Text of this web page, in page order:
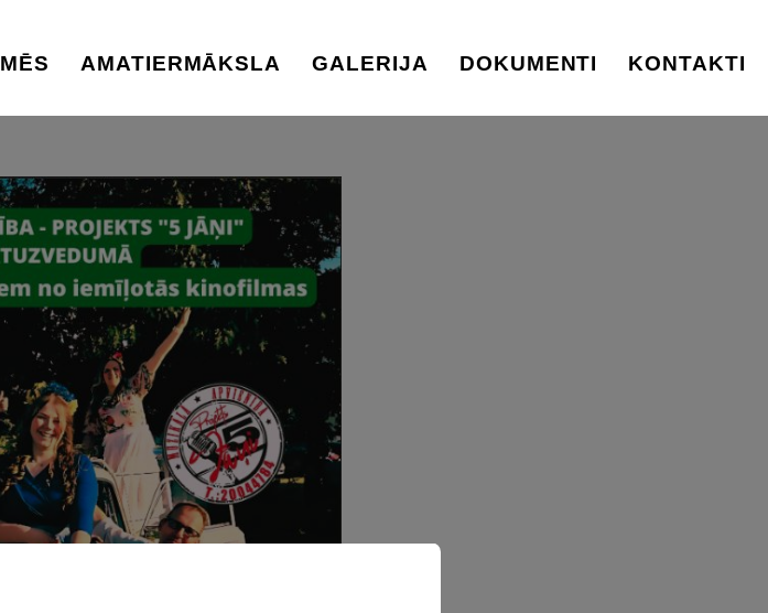
MĒS AMATIERMĀKSLA GALERIJA DOKUMENTI KONTAKTI